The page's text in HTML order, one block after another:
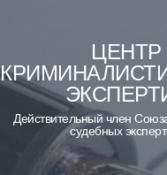
content
ЦЕНТР
Действительный член
судебных